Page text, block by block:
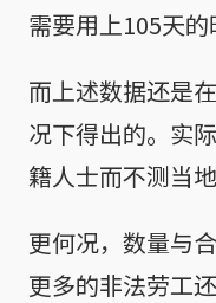
需要用上105天的
而上述数据还是
况下得出的。实
籍人士而不测当
更何况，数量与
更多的非法劳工还